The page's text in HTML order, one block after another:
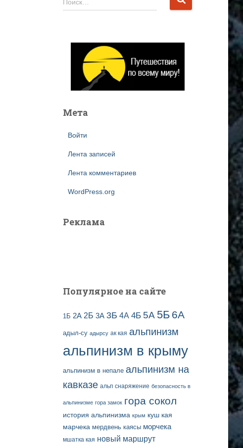
а
Поиск…
Мета
Войти
Лента записей
Лента комментариев
WordPress.org
Реклама
Популярное на сайте
1Б 2А 2Б 3А 3Б 4А 4Б 5А 5Б 6А
адыл-су адырсу ак кая альпинизм
альпинизм в крыму
альпинизм в непале альпинизм на
кавказе альп снаряжение безопасность в
альпинизме гора замок гора сокол
история альпинизма крым куш кая
марчека мердвень каясы морчека
мшатка кая новый маршрут